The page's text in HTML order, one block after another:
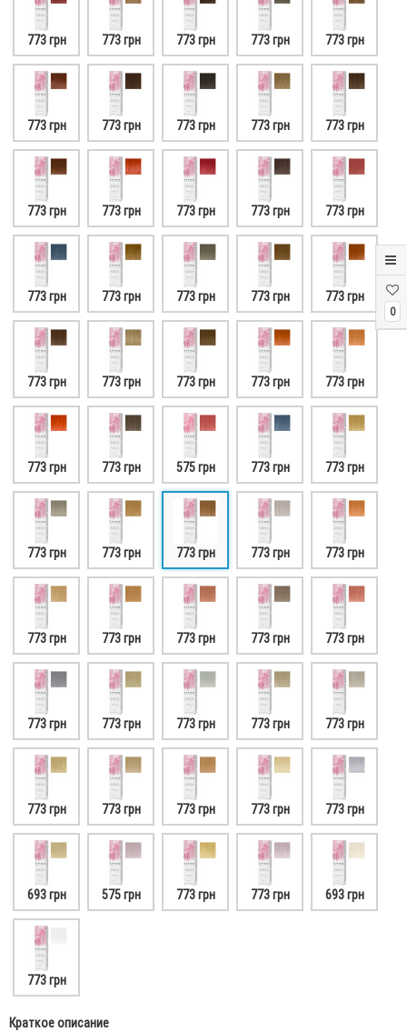
0
773 грн 773 грн 773 грн 773 грн 773 грн
773 грн 773 грн 773 грн 773 грн 773 грн
773 грн 773 грн 773 грн 773 грн 773 грн
773 грн 773 грн 773 грн 773 грн 773 грн
773 грн 773 грн 773 грн 773 грн 773 грн
773 грн 773 грн 575 грн 773 грн 773 грн
773 грн 773 грн 773 грн 773 грн 773 грн
773 грн 773 грн 773 грн 773 грн 773 грн
773 грн 773 грн 773 грн 773 грн 773 грн
773 грн 773 грн 773 грн 773 грн 773 грн
693 грн 575 грн 773 грн 773 грн 693 грн
773 грн
Краткое описание